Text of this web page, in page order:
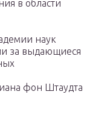
в области
наук
за выдающиеся
фон Штаудта